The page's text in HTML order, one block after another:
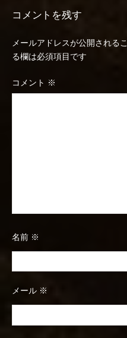
コメントを残す
メールアドレスが公開される
る欄は必須項目です
コメント ※
名前 ※
メール ※